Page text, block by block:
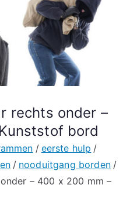
rechts onder –
bord
eerste hulp
nooduitgang borden
– 400 x 200 mm –